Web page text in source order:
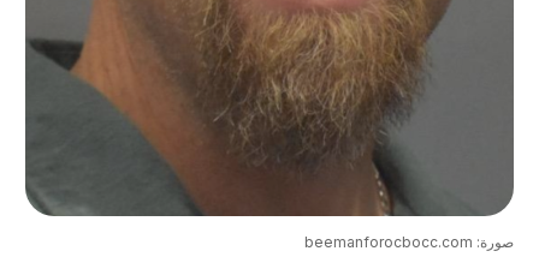
صورة: beemanforocbocc.com